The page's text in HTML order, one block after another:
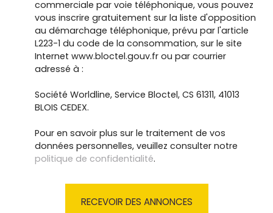
commerciale par voie téléphonique, vous pouvez
vous inscrire gratuitement sur la liste d'opposition
au démarchage téléphonique, prévu par l'article
L223-1 du code de la consommation, sur le site
Internet www.bloctel.gouv.fr ou par courrier
adressé à :
Société Worldline, Service Bloctel, CS 61311, 41013
BLOIS CEDEX.
Pour en savoir plus sur le traitement de vos
données personnelles, veuillez consulter notre
politique de confidentialité.
RECEVOIR DES ANNONCES